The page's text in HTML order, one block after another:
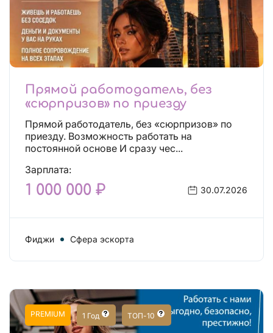
Прямой работодатель, без
«сюрпризов» по приезду
Прямой работодатель, без «сюрпризов» по
приезду. Возможность работать на
постоянной основе И сразу чес...
Зарплата:
1 000 000 ₽ 30.07.2026
Фиджи Сфера эскорта
PREMIUM 1 Год ТОП-10